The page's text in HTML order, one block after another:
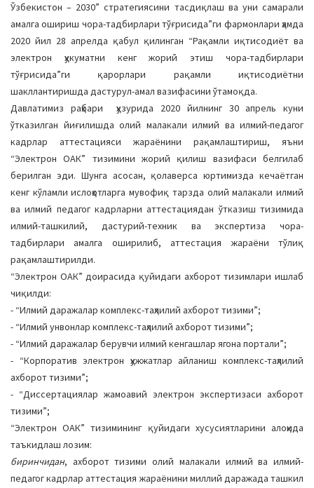
Ўзбекистон – 2030” стратегиясини тасдиқлаш ва уни самарали
амалга ошириш чора-тадбирлари тўғрисида”ги фармонлари ҳамда
2020 йил 28 апрелда қабул қилинган “Рақамли иқтисодиёт ва
электрон ҳукуматни кенг жорий этиш чора-тадбирлари
тўғрисида”ги қарорлари рақамли иқтисодиётни
шакллантиришда дастурул-амал вазифасини ўтамоқда.
Давлатимиз раҳбари ҳузурида 2020 йилнинг 30 апрель куни
ўтказилган йиғилишда олий малакали илмий ва илмий-педагог
кадрлар аттестацияси жараёнини рақамлаштириш, яъни
“Электрон ОАК” тизимини жорий қилиш вазифаси белгилаб
берилган эди. Шунга асосан, қолаверса юртимизда кечаётган
кенг кўламли ислоҳотларга мувофиқ тарзда олий малакали илмий
ва илмий педагог кадрларни аттестациядан ўтказиш тизимида
илмий-ташкилий, дастурий-техник ва экспертиза чора-
тадбирлари амалга оширилиб, аттестация жараёни тўлиқ
рақамлаштирилди.
“Электрон ОАК” доирасида қуйидаги ахборот тизимлари ишлаб
чиқилди:
- “Илмий даражалар комплекс-таҳлилий ахборот тизими”;
- “Илмий унвонлар комплекс-таҳлилий ахборот тизими”;
- “Илмий даражалар берувчи илмий кенгашлар ягона портали”;
- “Корпоратив электрон ҳужжатлар айланиш комплекс-таҳлилий
ахборот тизими”;
- “Диссертациялар жамоавий электрон экспертизаси ахборот
тизими”;
“Электрон ОАК” тизимининг қуйидаги хусусиятларини алоҳида
таъкидлаш лозим:
биринчидан, ахборот тизими олий малакали илмий ва илмий-
педагог кадрлар аттестация жараёнини миллий даражада ташкил